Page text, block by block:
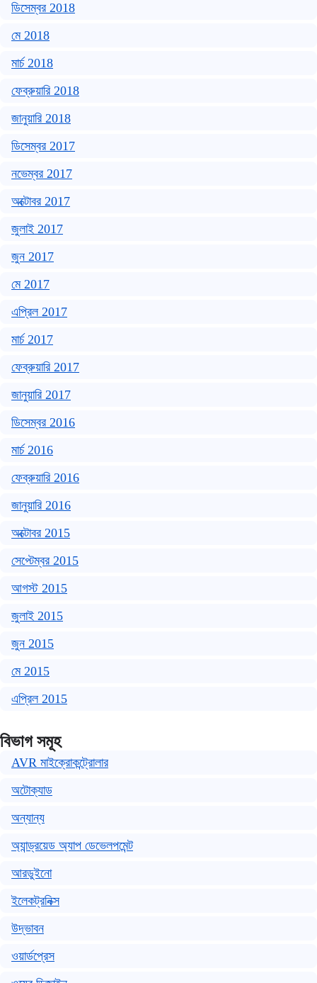
ডিসেম্বর 2018
মে 2018
মার্চ 2018
ফেব্রুয়ারি 2018
জানুয়ারি 2018
ডিসেম্বর 2017
নভেম্বর 2017
অক্টোবর 2017
জুলাই 2017
জুন 2017
মে 2017
এপ্রিল 2017
মার্চ 2017
ফেব্রুয়ারি 2017
জানুয়ারি 2017
ডিসেম্বর 2016
মার্চ 2016
ফেব্রুয়ারি 2016
জানুয়ারি 2016
অক্টোবর 2015
সেপ্টেম্বর 2015
আগস্ট 2015
জুলাই 2015
জুন 2015
মে 2015
এপ্রিল 2015
বিভাগ সমূহ
AVR মাইক্রোকন্ট্রোলার
অটোক্যাড
অন্যান্য
অ্যান্ড্রয়েড অ্যাপ ডেভেলপমেন্ট
আরডুইনো
ইলেকট্রনিক্স
উদ্ভাবন
ওয়ার্ডপ্রেস